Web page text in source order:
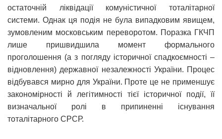
остаточній ліквідації комуністичної тоталітарної
системи. Однак ця подія не була випадковим явищем,
зумовленим московським переворотом. Поразка ГКЧП
лише пришвидшила момент формального
проголошення (а з погляду історичної спадкоємності –
відновлення) державної незалежності України. Процес
відбувався мирно для України. Проте це не применшує
закономірності й легітимності тієї історичної події, її
визначальної ролі в припиненні існування
тоталітарного СРСР.